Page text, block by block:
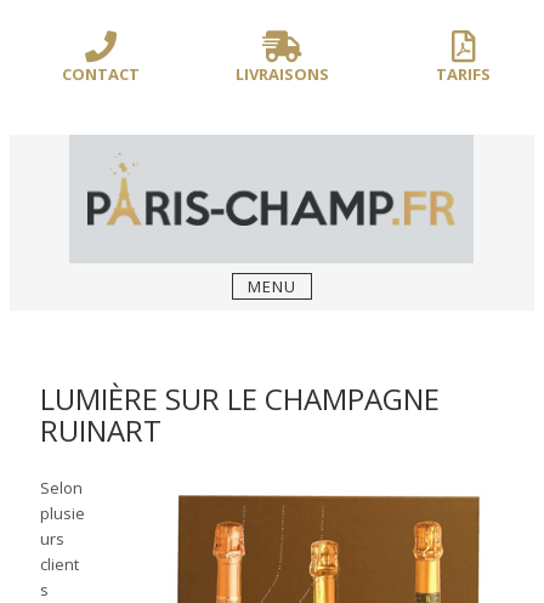
contenuCONTACT LIVRAISONS TARIFS
BOUSSOLE **/
MENU
LUMIÈRE SUR LE CHAMPAGNE
RUINART
Selon
plusie
urs
client
s